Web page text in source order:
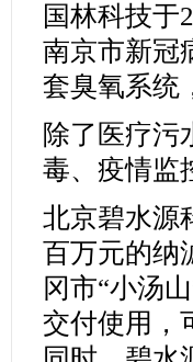
国林科技于
南京市新冠
套臭氧系统
除了医疗污
毒、疫情监
北京碧水源
百万元的纳
冈市“小汤
交付使用，